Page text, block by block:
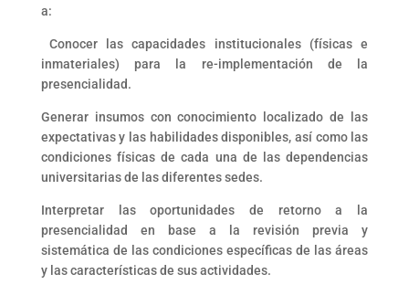
a:
Conocer las capacidades institucionales (físicas e
inmateriales) para la re-implementación de la
presencialidad.
Generar insumos con conocimiento localizado de las
expectativas y las habilidades disponibles, así como las
condiciones físicas de cada una de las dependencias
universitarias de las diferentes sedes.
Interpretar las oportunidades de retorno a la
presencialidad en base a la revisión previa y
sistemática de las condiciones específicas de las áreas
y las características de sus actividades.